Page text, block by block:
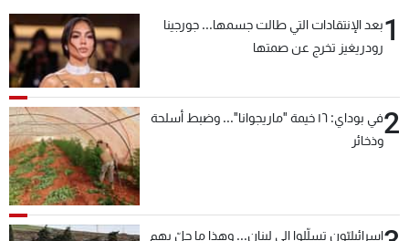
1بعد الإنتقادات التي طالت جسمها... جورجينا
رودريغيز تخرج عن صمتها
2
في بوداي: ١٦ خيمة "ماريجوانا"... وضبط أسلحة
وذخائر
إسرائيليّون تسلّلوا الى لبنان... وهذا ما حلّ بهم
لاعلاناتكم
شروط الإسـتخدام
سياسة الخصوصية